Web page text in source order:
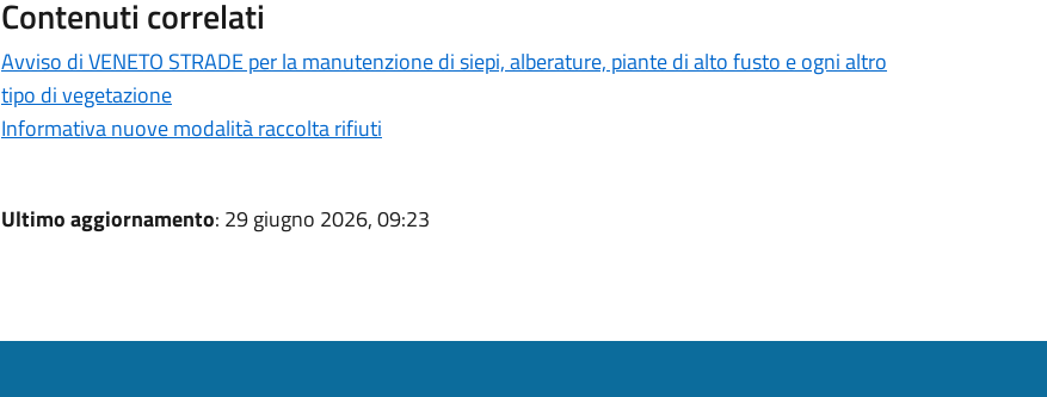
Contenuti correlati
Avviso di VENETO STRADE per la manutenzione di siepi, alberature, piante di alto fusto e ogni altro
tipo di vegetazione
Informativa nuove modalità raccolta rifiuti
Ultimo aggiornamento: 29 giugno 2026, 09:23